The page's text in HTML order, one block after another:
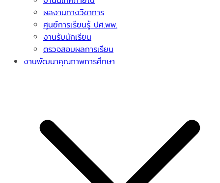
ผลงานทางวิชาการ
ศูนย์การเรียนรู้ ปศ.พพ.
งานรับนักเรียน
ตรวจสอบผลการเรียน
งานพัฒนาคุณภาพการศึกษา